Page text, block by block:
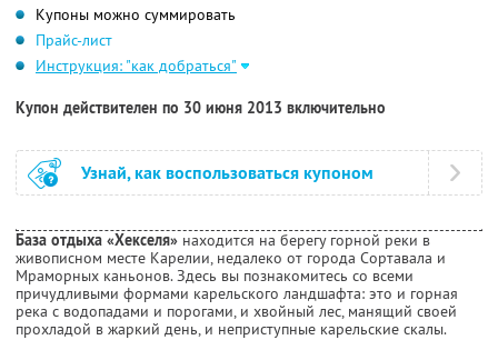
Купоны можно суммировать
Прайс-лист
Инструкция: "как добраться"
Купон действителен по 30 июня 2013 включительно
Узнай, как воспользоваться купоном
База отдыха «Хекселя» находится на берегу горной реки в
живописном месте Карелии, недалеко от города Сортавала и
Мраморных каньонов. Здесь вы познакомитесь со всеми
причудливыми формами карельского ландшафта: это и горная
река с водопадами и порогами, и хвойный лес, манящий своей
прохладой в жаркий день, и неприступные карельские скалы.